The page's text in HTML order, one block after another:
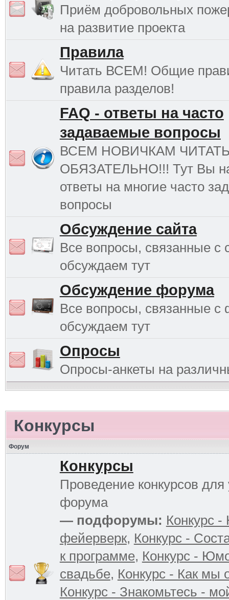
Приём добровольных
на развитие проекта
Правила
Читать ВСЕМ! Общие
правила разделов!
FAQ - ответы на часто
задаваемые вопросы
ВСЕМ НОВИЧКАМ
ОБЯЗАТЕЛЬНО!!! Тут Вы
ответы на многие часто
вопросы
Обсуждение сайта
Все вопросы, связанные с
обсуждаем тут
Обсуждение форума
Все вопросы, связанные
обсуждаем тут
Опросы
Опросы-анкеты на
Конкурсы
Форум
Конкурсы
Проведение конкурсов для
форума
— подфорумы: Конкурс
фейерверк, Конкурс -
к программе, Конкурс -
свадьбе, Конкурс - Как мы
Конкурс - Знакомьтесь -